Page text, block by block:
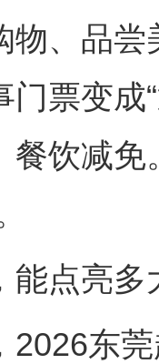
物、品
票变成
餐饮减免
点亮多
东莞